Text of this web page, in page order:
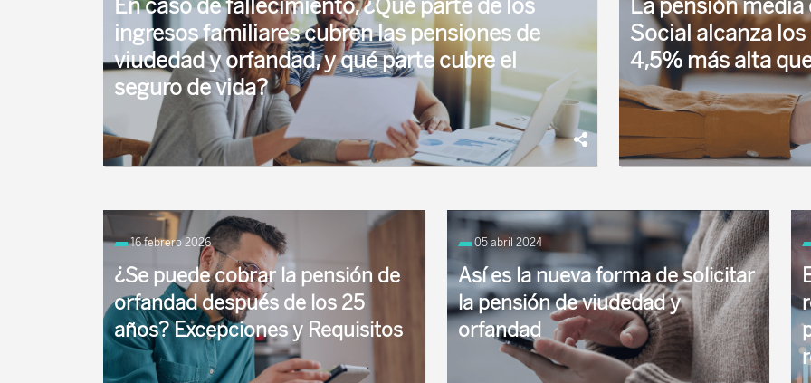
En caso de fallecimiento, ¿Qué parte de los
ingresos familiares cubren las pensiones de
viudedad y orfandad, y qué parte cubre el
seguro de vida?
En el caso de que acontezca el fallecimiento o la incapacidad permanente
del cabeza de familia o de uno de los cabezas de familia, ...
La pensión
Social alcanza
4,5% más alta
La Seguridad Social ha
millones de personas en la
millones de euros.
16 febrero 2026
¿Se puede cobrar la pensión de
orfandad después de los 25
años? Excepciones y Requisitos
05 abril 2024
Así es la nueva forma de solicitar
la pensión de viudedad y
orfandad